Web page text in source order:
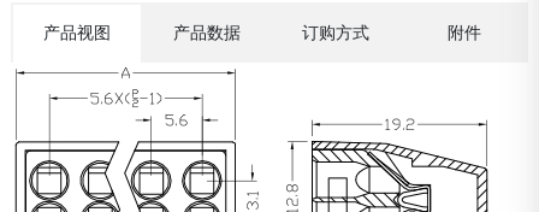
产品视图 产品数据 订购方式 附件